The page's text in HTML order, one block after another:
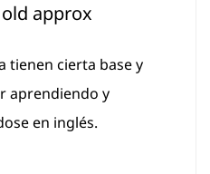
approx
tienen cierta base y
aprendiendo y
en inglés.